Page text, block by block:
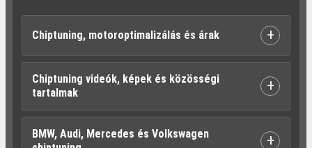
Chiptuning, motoroptimalizálás és árak +
Chiptuning videók, képek és közösségi
tartalmak
+
BMW, Audi, Mercedes és Volkswagen
+